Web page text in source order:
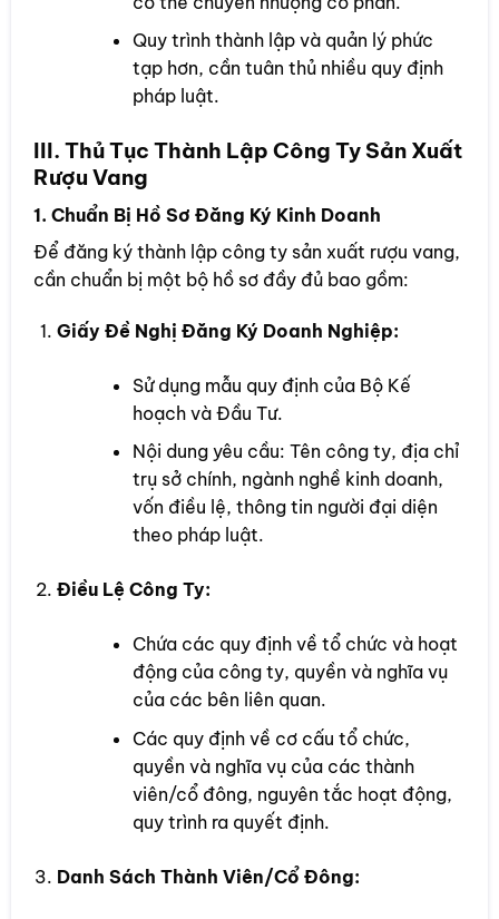
Quy trình thành lập và quản lý phức
tạp hơn, cần tuân thủ nhiều quy định
pháp luật.
III. Thủ Tục Thành Lập Công Ty Sản Xuất
Rượu Vang
1. Chuẩn Bị Hồ Sơ Đăng Ký Kinh Doanh
Để đăng ký thành lập công ty sản xuất rượu vang,
cần chuẩn bị một bộ hồ sơ đầy đủ bao gồm:
Giấy Đề Nghị Đăng Ký Doanh Nghiệp:
Sử dụng mẫu quy định của Bộ Kế
hoạch và Đầu Tư.
Nội dung yêu cầu: Tên công ty, địa chỉ
trụ sở chính, ngành nghề kinh doanh,
vốn điều lệ, thông tin người đại diện
theo pháp luật.
Điều Lệ Công Ty:
Chứa các quy định về tổ chức và hoạt
động của công ty, quyền và nghĩa vụ
của các bên liên quan.
Các quy định về cơ cấu tổ chức,
quyền và nghĩa vụ của các thành
viên/cổ đông, nguyên tắc hoạt động,
quy trình ra quyết định.
Danh Sách Thành Viên/Cổ Đông: